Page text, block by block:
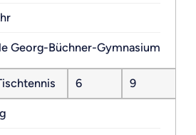
Georg-Büchner-Gymnasium
6 9